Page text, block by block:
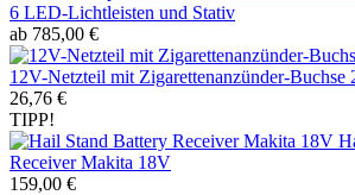
6 LED-Lichtleisten und Stativ
ab 785,00 €
12V-Netzteil mit Zigarettenanzünder-Buchse
26,76 €
TIPP!
Receiver Makita 18V
159,00 €